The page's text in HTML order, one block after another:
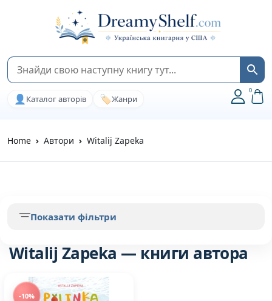
👤 Каталог авторів 🏷️Жанри
0
Home Автори Witalij Zapeka
Witalij Zapeka — книги автора
-10%
Показати фільтри